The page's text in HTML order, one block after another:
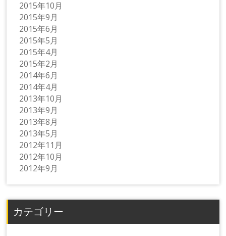
2015年10月
2015年9月
2015年6月
2015年5月
2015年4月
2015年2月
2014年6月
2014年4月
2013年10月
2013年9月
2013年8月
2013年5月
2012年11月
2012年10月
2012年9月
カテゴリー